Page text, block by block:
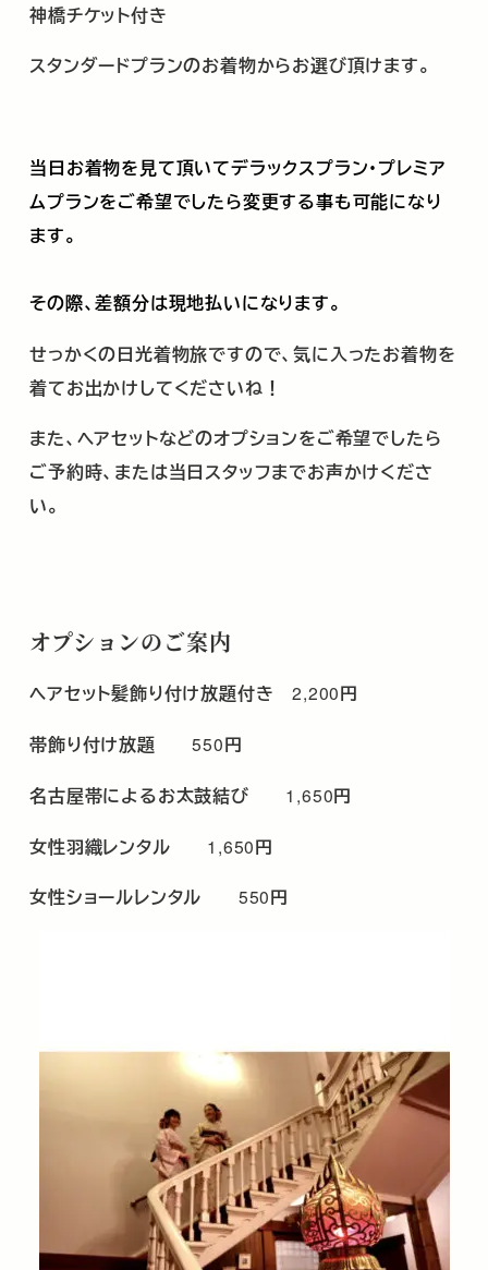
神橋チケット付き
スタンダードプランのお着物からお選び頂けます。
当日お着物を見て頂いてデラックスプラン・プレミア
ムプランをご希望でしたら変更する事も可能になり
ます。
その際、差額分は現地払いになります。
せっかくの日光着物旅ですので、気に入ったお着物を
着てお出かけしてくださいね！
また、ヘアセットなどのオプションをご希望でしたら
ご予約時、または当日スタッフまでお声かけくださ
い。
オプションのご案内
ヘアセット髪飾り付け放題付き2,200円
帯飾り付け放題550円
名古屋帯によるお太鼓結び 1,650円
女性羽織レンタル 1,650円
女性ショールレンタル 550円